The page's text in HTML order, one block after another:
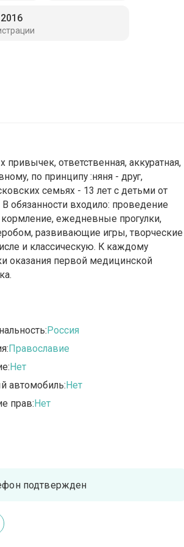
ответственная, аккуратная,
по принципу :няня - друг,
семьях - 13 лет с детьми от
обязанности входило: проведение
ежедневные прогулки,
развивающие игры, творческие
и классическую. К каждому
оказания первой медицинской
Россия
Православие
Нет
автомобиль:Нет
прав:Нет
подтвержден